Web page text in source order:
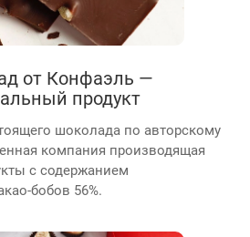
от Конфаэль —
продукт
шоколада по авторскому
компания производящая
с содержанием
бобов 56%.